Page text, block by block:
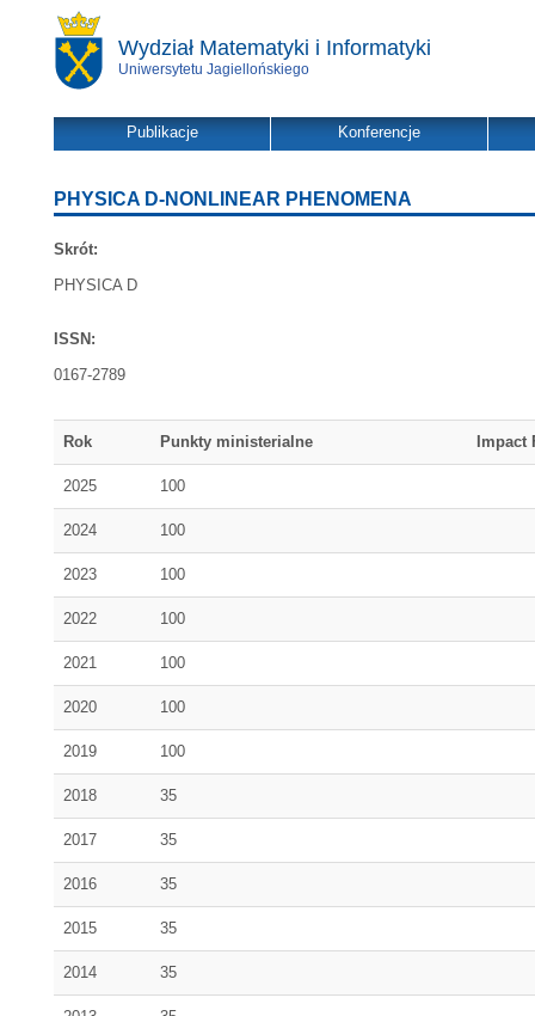
Wydział Matematyki i Informatyki
Uniwersytetu Jagiellońskiego
Publikacje Konferencje
PHYSICA D-NONLINEAR PHENOMENA
Skrót:
PHYSICA D
ISSN:
0167-2789
Rok Punkty ministerialne Impact
2025 100
2024 100
2023 100
2022 100
2021 100
2020 100
2019 100
2018 35
2017 35
2016 35
2015 35
2014 35